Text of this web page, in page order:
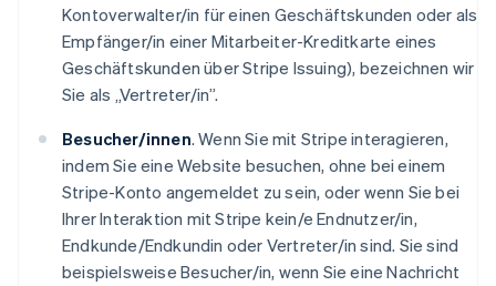
Kontoverwalter/in für einen Geschäftskunden oder als
Empfänger/in einer Mitarbeiter-Kreditkarte eines
Geschäftskunden über Stripe Issuing), bezeichnen wir
Sie als „Vertreter/in”.
Besucher/innen. Wenn Sie mit Stripe interagieren,
indem Sie eine Website besuchen, ohne bei einem
Stripe-Konto angemeldet zu sein, oder wenn Sie bei
Ihrer Interaktion mit Stripe kein/e Endnutzer/in,
Endkunde/Endkundin oder Vertreter/in sind. Sie sind
beispielsweise Besucher/in, wenn Sie eine Nachricht